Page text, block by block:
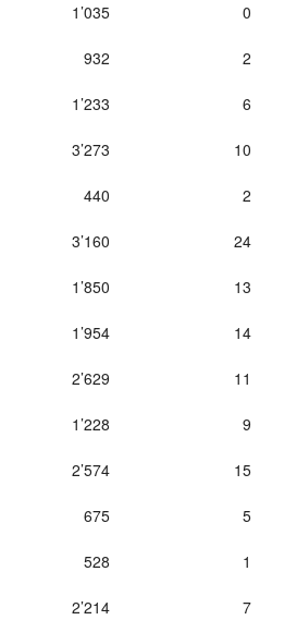
1’035 0
932 2
1’233 6
3’273 10
440 2
3’160 24
1’850 13
1’954 14
2’629 11
1’228 9
2’574 15
675 5
528 1
2’214 7